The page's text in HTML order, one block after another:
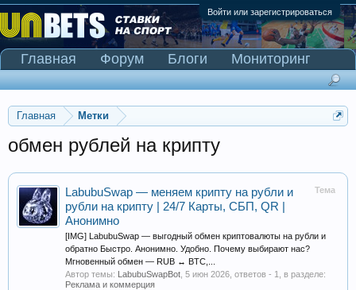
Войти или зарегистрироваться
Главная Метки
обмен рублей на крипту
Тема
LabubuSwap — меняем крипту на рубли и
рубли на крипту | 24/7 Карты, СБП, QR |
Анонимно
[IMG] LabubuSwap — выгодный обмен криптовалюты на рубли и
обратно Быстро. Анонимно. Удобно. Почему выбирают нас?
Мгновенный обмен — RUB ↔ BTC,...
Автор темы: LabubuSwapBot 5 июн 2026 , ответов - 1, в разделе:
Реклама и коммерция
Главная Форум Блоги
Мониторинг
Сканер Pinnacle